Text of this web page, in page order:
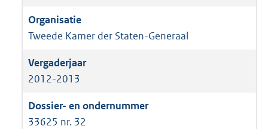
Tweede Kamer der Staten-Generaal
2012-2013
33625 nr. 32